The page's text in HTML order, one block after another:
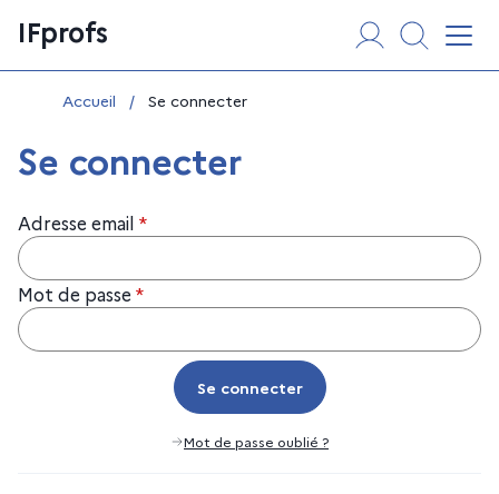
au
contenu
IFprofs
Vous êtes ici :
Accueil / Se connecter
Se connecter
Adresse email *
Mot de passe *
Se connecter
Se connecter
Mot de passe oublié ?